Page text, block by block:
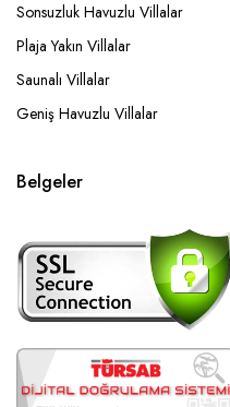
Sonsuzluk Havuzlu Villalar
Plaja Yakın Villalar
Saunalı Villalar
Geniş Havuzlu Villalar
Belgeler